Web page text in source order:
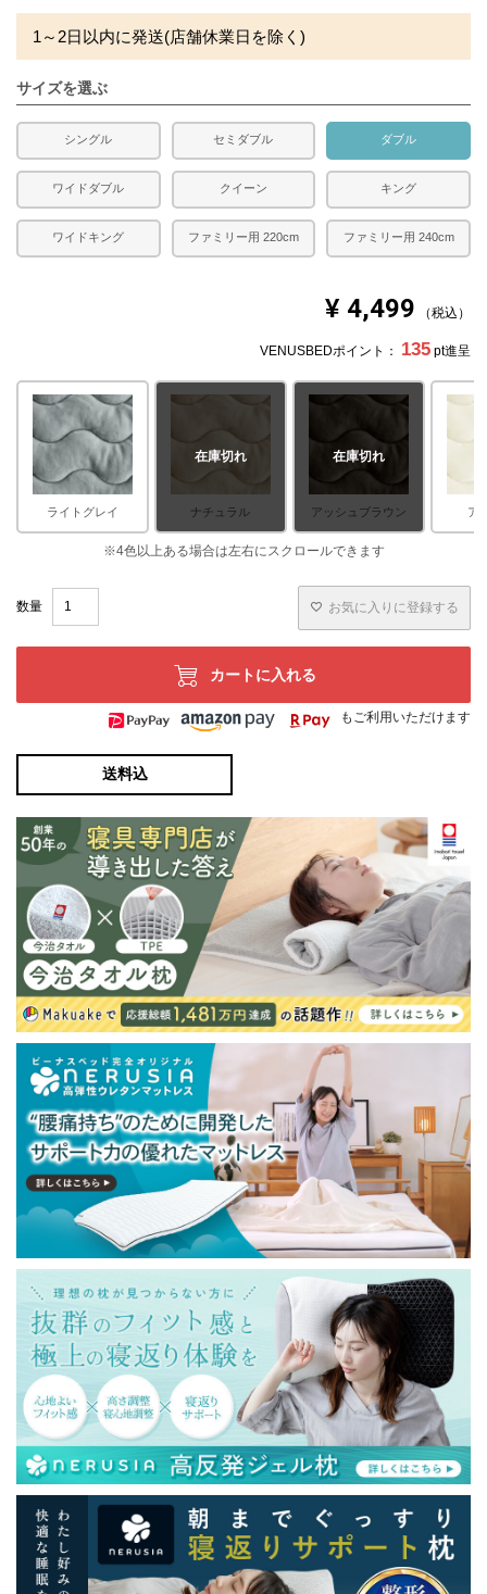
合があります。
※できる限り実際の色を再現するよう心がけております
が、閲覧環境により誤差がでる場合がございますのでご了
1～2日以内に発送(店舗休業日を除く)
サイズを選ぶ
シングル セミダブル ダブル
ワイドダブル クイーン キング
ワイドキング ファミリー用 220cm ファミリー用 240cm
¥ 4,499 税込
VENUSBEDポイント： 135 pt進呈
ライトグレイ ナチュラル
在庫切れ
アッシュブラウン
在庫切れ
ア
お気に入りに登録する
カートに入れる
もご利用いただけます
送料込